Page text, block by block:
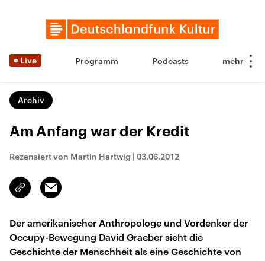
Live Programm Podcasts
Archiv
Am Anfang war der Kredit
Rezensiert von Martin Hartwig | 03.06.2012
Link
kopieren/teilen
Email
Der amerikanischer Anthropologe und Vordenker der
Occupy-Bewegung David Graeber sieht die
Geschichte der Menschheit als eine Geschichte von